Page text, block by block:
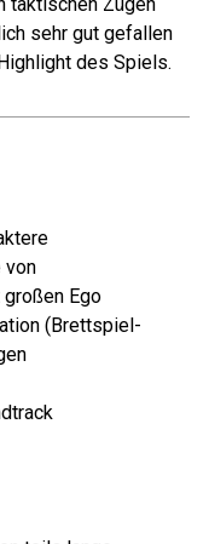
sehr gut gefallen
des Spiels.
von
Ego
(Brettspiel-